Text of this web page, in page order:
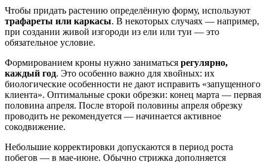
Чтобы придать растению определённую форму, используют
трафареты или каркасы. В некоторых случаях — например,
при создании живой изгороди из ели или туи — это
обязательное условие.
Формированием кроны нужно заниматься регулярно,
каждый год. Это особенно важно для хвойных: их
биологические особенности не дают исправить «запущенного
клиента». Оптимальные сроки обрезки: конец марта — первая
половина апреля. После второй половины апреля обрезку
проводить не рекомендуется — начинается активное
сокодвижение.
Небольшие корректировки допускаются в период роста
побегов — в мае-июне. Обычно стрижка дополняется